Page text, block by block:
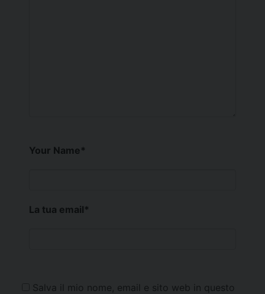
Your Name*
La tua email*
Salva il mio nome, email e sito web in questo